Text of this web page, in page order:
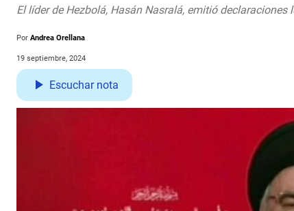
El líder de Hezbolá, Hasán Nasralá, emitió
Por Andrea Orellana
19 septiembre, 2024
Escuchar nota